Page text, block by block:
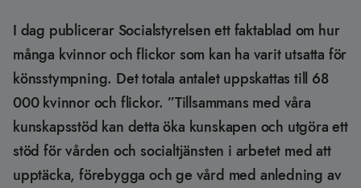
I dag publicerar Socialstyrelsen ett faktablad om hur
många kvinnor och flickor som kan ha varit utsatta för
könsstympning. Det totala antalet uppskattas till 68
000 kvinnor och flickor. ”Tillsammans med våra
kunskapsstöd kan detta öka kunskapen och utgöra ett
stöd för vården och socialtjänsten i arbetet med att
upptäcka, förebygga och ge vård med anledning av